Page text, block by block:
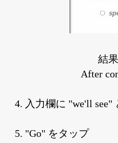
結
After
4. 入力欄に "we'll see"
5. "Go" をタップ